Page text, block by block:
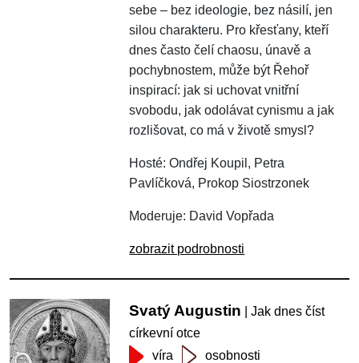
sebe – bez ideologie, bez násilí, jen
silou charakteru. Pro křesťany, kteří
dnes často čelí chaosu, únavě a
pochybnostem, může být Řehoř
inspirací: jak si uchovat vnitřní
svobodu, jak odolávat cynismu a jak
rozlišovat, co má v životě smysl?
Hosté: Ondřej Koupil, Petra
Pavlíčková, Prokop Siostrzonek
Moderuje: David Vopřada
zobrazit podrobnosti
Svatý Augustin | Jak dnes číst
církevní otce
víra
osobnosti